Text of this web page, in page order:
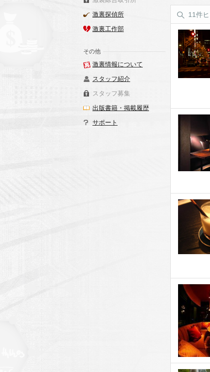
11件
激裏探偵所
激裏工作部
その他
激裏情報について
スタッフ紹介
スタッフ募集
出版書籍・掲載履歴
サポート